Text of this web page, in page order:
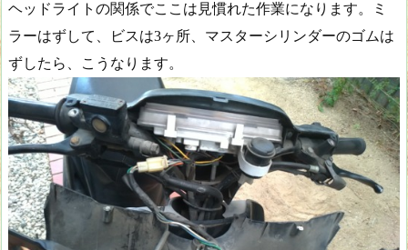
ヘッドライトの関係でここは見慣れた作業になります。ミ
ラーはずして、ビスは3ヶ所、マスターシリンダーのゴムは
ずしたら、こうなります。